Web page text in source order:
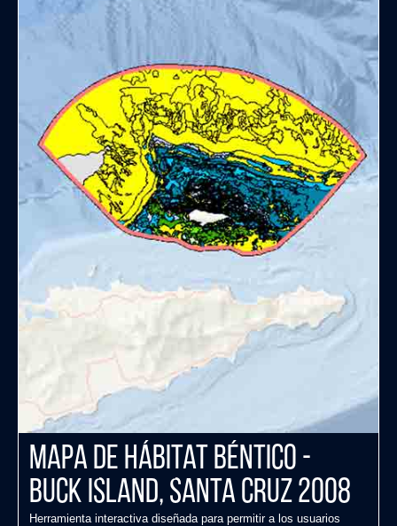
Mapa de Hábitat Béntico -
Buck Island, Santa Cruz 2008
Herramienta interactiva diseñada para permitir a los usuarios